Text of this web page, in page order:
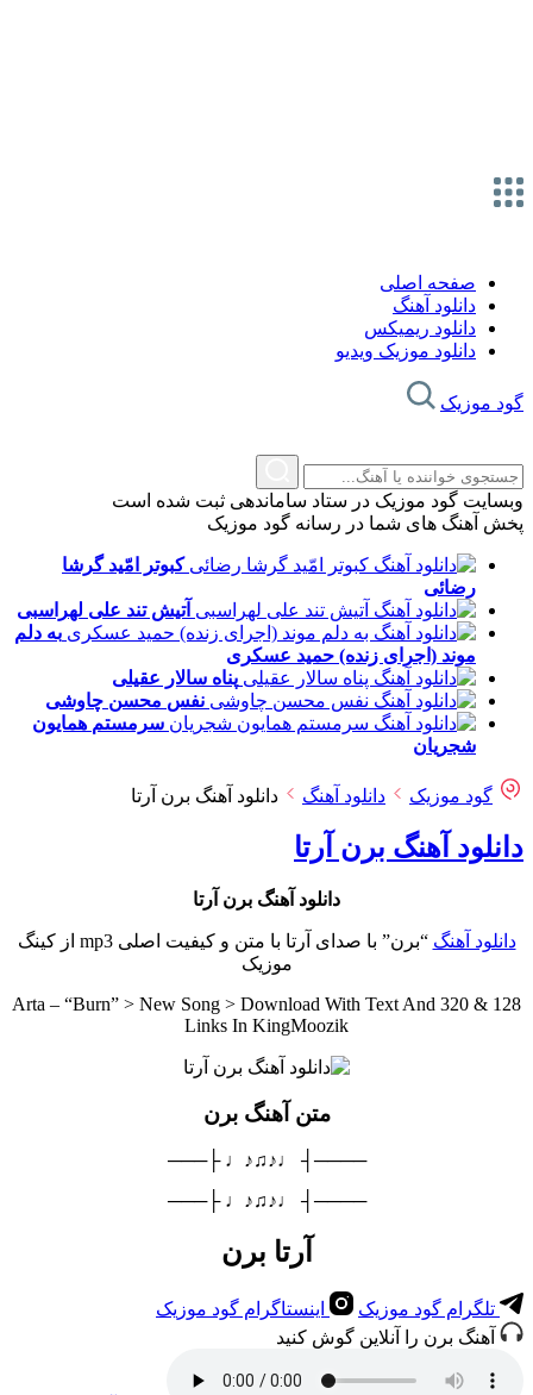
صفحه اصلی
دانلود آهنگ
دانلود ریمیکس
دانلود موزیک ویدیو
گود موزیک
وبسایت گود موزیک در ستاد ساماندهی ثبت شده است
پخش آهنگ های شما در رسانه گود موزیک
کبوتر امّید گرشا
رضائی
آتیش تند علی لهراسبی
به دلم
موند (اجرای زنده) حمید عسکری
پناه سالار عقیلی
نفس محسن چاوشی
سرمستم همایون
شجریان
گود موزیک دانلود آهنگ دانلود آهنگ برن آرتا
دانلود آهنگ برن آرتا
دانلود آهنگ برن آرتا
دانلود آهنگ
“برن” با صدای آرتا با متن و کیفیت اصلی mp3 از کینگ
موزیک
Arta – “Burn” > New Song > Download With Text And 320 & 128
Links In KingMoozik
متن آهنگ برن
────┤ ♩♪♫♪♩ ├───
────┤ ♩♪♫♪♩ ├───
آرتا برن
تلگرام گود موزیک
اینستاگرام گود موزیک
آهنگ برن را آنلاین گوش کنید